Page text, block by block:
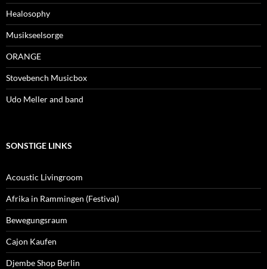
Healosophy
Musikseelsorge
ORANGE
Stovebench Musicbox
Udo Meller and band
SONSTIGE LINKS
Acoustic Livingroom
Afrika in Rammingen (Festival)
Bewegungsraum
Cajon Kaufen
Djembe Shop Berlin